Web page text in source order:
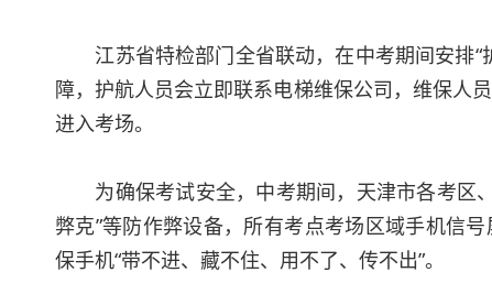
江苏省特检部门全省联动，在中考期间安排“
障，护航人员会立即联系电梯维保公司，维保人
进入考场。
为确保考试安全，中考期间，天津市各考区
弊克”等防作弊设备，所有考点考场区域手机信
保手机“带不进、藏不住、用不了、传不出”。